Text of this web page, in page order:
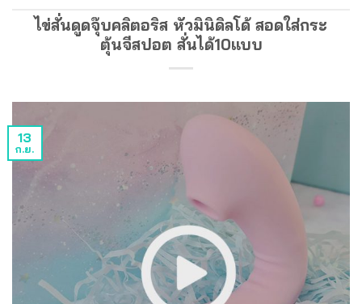
ไข่สั่นดูดจุ๊บคลิตอริส หัวมินิดิลโด้ สอดใส่กระ
ตุ้นจีสปอต สั่นได้10แบบ
13
ก.ย.